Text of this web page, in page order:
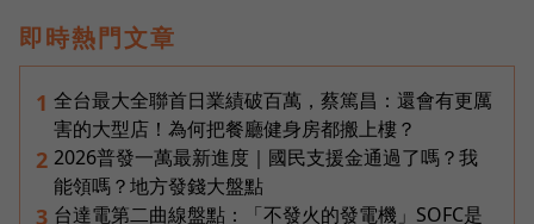
即時熱門文章
1 全台最大全聯首日業績破百萬，蔡篤昌：還會有更厲
害的大型店！為何把餐廳健身房都搬上樓？
2 2026普發一萬最新進度｜國民支援金通過了嗎？我
能領嗎？地方發錢大盤點
3 台達電第二曲線盤點：「不發火的發電機」SOFC是